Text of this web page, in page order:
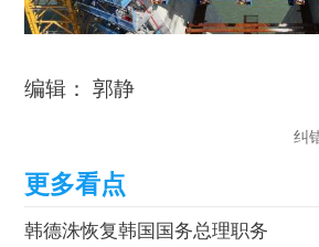
编辑： 郭静
纠
韩德洙恢复韩国国务总理职务